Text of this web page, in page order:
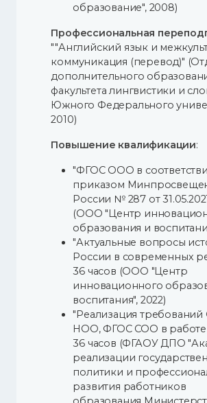
образование", 2008)
Профессиональная
""Английский язык и
коммуникация (перевод)"
дополнительного
факультета лингвистики и
Южного Федерального
2010)
Повышение квалификации:
"ФГОС ООО в
приказом
России № 287 от
(ООО "Центр
образования и
"Актуальные вопросы
России в современных
36 часов (ООО "Центр
инновационного
воспитания", 2022)
"Реализация
НОО, ФГОС СОО в работе
36 часов (ФГАОУ ДПО
реализации
политики и
развития работников